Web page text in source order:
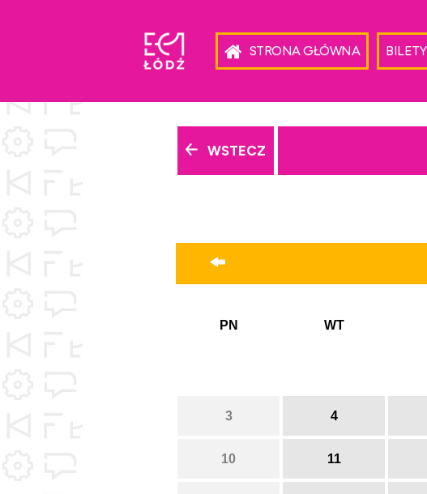
STRONA GŁÓWNA BILETY
WSTECZ
PN WT
3 4
10 11